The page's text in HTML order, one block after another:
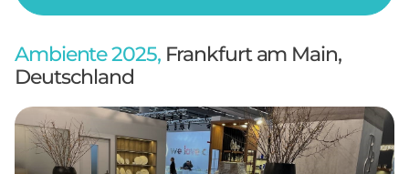
Ambiente 2025,Frankfurt am Main,
Deutschland